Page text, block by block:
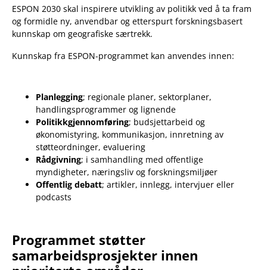
ESPON 2030 skal inspirere utvikling av politikk ved å ta fram
og formidle ny, anvendbar og etterspurt forskningsbasert
kunnskap om geografiske særtrekk.
Kunnskap fra ESPON-programmet kan anvendes innen:
Planlegging; regionale planer, sektorplaner,
handlingsprogrammer og lignende
Politikkgjennomføring; budsjettarbeid og
økonomistyring, kommunikasjon, innretning av
støtteordninger, evaluering
Rådgivning; i samhandling med offentlige
myndigheter, næringsliv og forskningsmiljøer
Offentlig debatt; artikler, innlegg, intervjuer eller
podcasts
Programmet støtter
samarbeidsprosjekter innen